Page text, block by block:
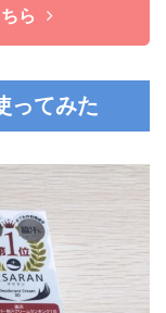
ら
ってみた